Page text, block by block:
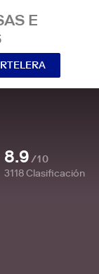
E
8.9/10
3118Clasificación